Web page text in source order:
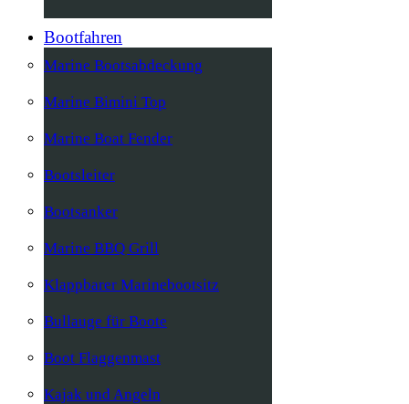
Bootfahren
Marine Bootsabdeckung
Marine Bimini Top
Marine Boat Fender
Bootsleiter
Bootsanker
Marine BBQ Grill
Klappbarer Marinebootsitz
Bullauge für Boote
Boot Flaggenmast
Kajak und Angeln